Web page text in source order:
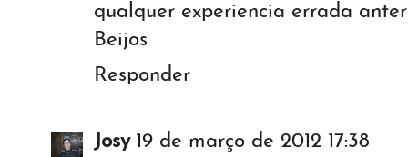
qualquer experiencia errada
Beijos
Responder
Josy 19 de março de 2012 17:38